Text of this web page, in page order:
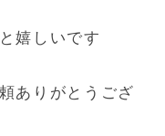
嬉しいです
ありがとうござ